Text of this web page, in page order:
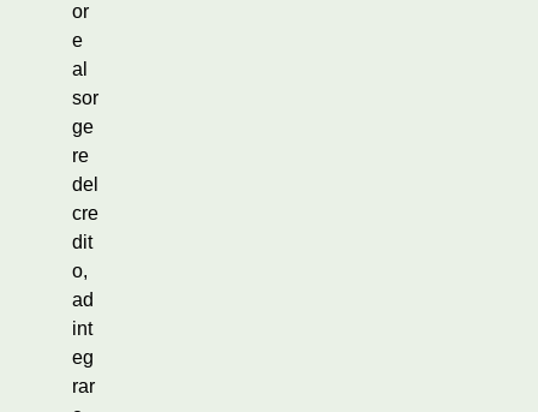
or
e
al
sor
ge
re
del
cre
dit
o,
ad
int
eg
rar